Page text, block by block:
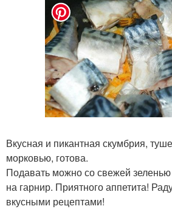
Вкусная и пикантная скумбрия,
морковью, готова.
Подавать можно со свежей
на гарнир. Приятного аппетита!
вкусными рецептами!